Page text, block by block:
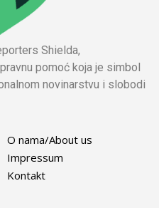
Shielda,
pomoć koja je simbol
novinarstvu i slobodi
O nama/About us
Impressum
Kontakt